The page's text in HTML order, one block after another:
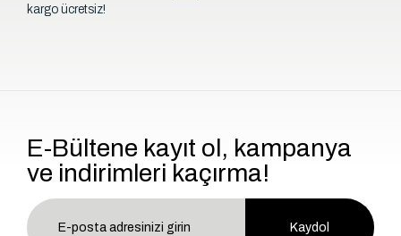
kargo ücretsiz!
E-Bültene kayıt ol, kampanya
ve indirimleri kaçırma!
Kaydol